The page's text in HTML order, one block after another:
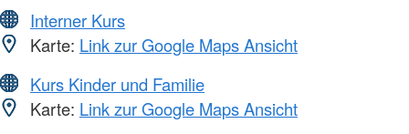
Interner Kurs
Karte: Link zur Google Maps Ansicht
Kurs Kinder und Familie
Karte: Link zur Google Maps Ansicht